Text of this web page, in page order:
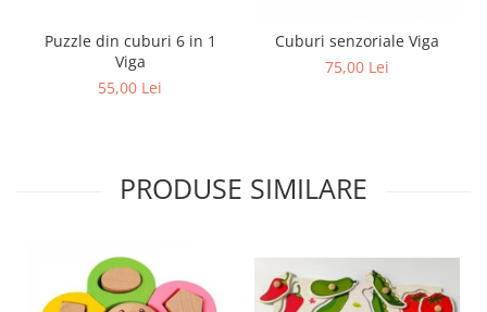
Puzzle din cuburi 6 in 1
Viga
55,00 Lei
Cuburi senzoriale Viga
75,00 Lei
PRODUSE SIMILARE